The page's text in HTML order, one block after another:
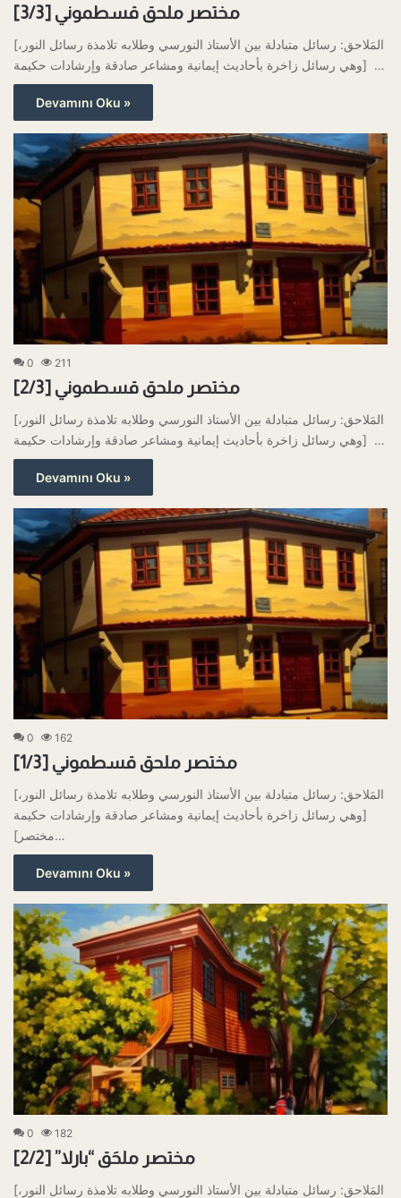
مختصر ملحق قسطموني [3/3]
[المَلاحق: رسائل متبادلة بين الأستاذ النورسي وطلابه تلامذة رسائل النور،
وهي رسائل زاخرة بأحاديث إيمانية ومشاعر صادقة وإرشادات حكيمة] …
Devamını Oku »
0 211
مختصر ملحق قسطموني [2/3]
[المَلاحق: رسائل متبادلة بين الأستاذ النورسي وطلابه تلامذة رسائل النور،
وهي رسائل زاخرة بأحاديث إيمانية ومشاعر صادقة وإرشادات حكيمة] …
Devamını Oku »
0 162
مختصر ملحق قسطموني [1/3]
[المَلاحق: رسائل متبادلة بين الأستاذ النورسي وطلابه تلامذة رسائل النور،
وهي رسائل زاخرة بأحاديث إيمانية ومشاعر صادقة وإرشادات حكيمة]
[مختصر…
Devamını Oku »
0 182
مختصر ملحَق “بارلا” [2/2]
[المَلاحق: رسائل متبادلة بين الأستاذ النورسي وطلابه تلامذة رسائل النور،